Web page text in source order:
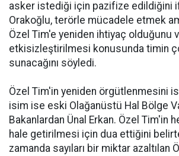
asker istediği için pazifize edildiğini
Orakoğlu, terörle mücadele etmek
Özel Tim'e yeniden ihtiyaç olduğunu
etkisizleştirilmesi konusunda timin
sunacağını söyledi.
Özel Tim'in yeniden örgütlenmesini
isim ise eski Olağanüstü Hal Bölge
Bakanlardan Ünal Erkan. Özel Tim'in
hale getirilmesi için dua ettiğini
zamanda sayıları bir miktar azaltılan